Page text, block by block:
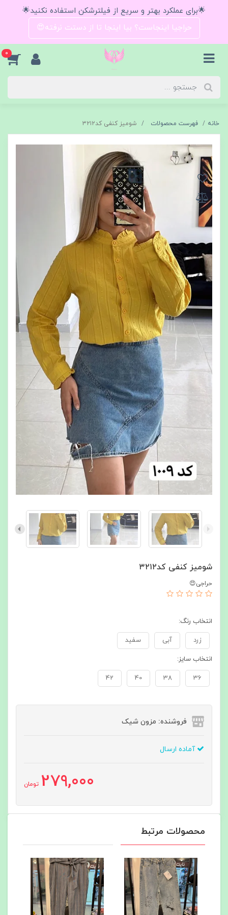
🌟برای عملکرد بهتر و سریع از فیلترشکن استفاده نکنید🌟
حراجیا اینجاست؟ بیا اینجا تا از دستت نرفته😍
0
خانه فهرست محصولات شومیز کنفی کد۳۲۱۲
شومیز کنفی کد۳۲۱۲
حراجی😍
انتخاب رنگ:
زرد آبی سفید
انتخاب سایز:
36
38
40
42
فروشنده: مزون شیک
آماده ارسال
279,000 تومان
محصولات مرتبط